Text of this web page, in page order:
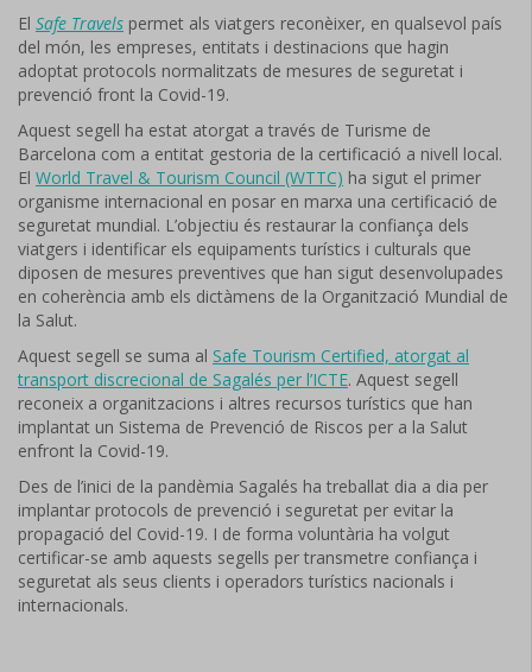
El Safe Travels permet als viatgers reconèixer, en qualsevol país
del món, les empreses, entitats i destinacions que hagin
adoptat protocols normalitzats de mesures de seguretat i
prevenció front la Covid-19.
Aquest segell ha estat atorgat a través de Turisme de
Barcelona com a entitat gestoria de la certificació a nivell local.
El World Travel & Tourism Council (WTTC) ha sigut el primer
organisme internacional en posar en marxa una certificació de
seguretat mundial. L’objectiu és restaurar la confiança dels
viatgers i identificar els equipaments turístics i culturals que
diposen de mesures preventives que han sigut desenvolupades
en coherència amb els dictàmens de la Organització Mundial de
la Salut.
Aquest segell se suma al Safe Tourism Certified, atorgat al
transport discrecional de Sagalés per l’ICTE. Aquest segell
reconeix a organitzacions i altres recursos turístics que han
implantat un Sistema de Prevenció de Riscos per a la Salut
enfront la Covid-19.
Des de l’inici de la pandèmia Sagalés ha treballat dia a dia per
implantar protocols de prevenció i seguretat per evitar la
propagació del Covid-19. I de forma voluntària ha volgut
certificar-se amb aquests segells per transmetre confiança i
seguretat als seus clients i operadors turístics nacionals i
internacionals.